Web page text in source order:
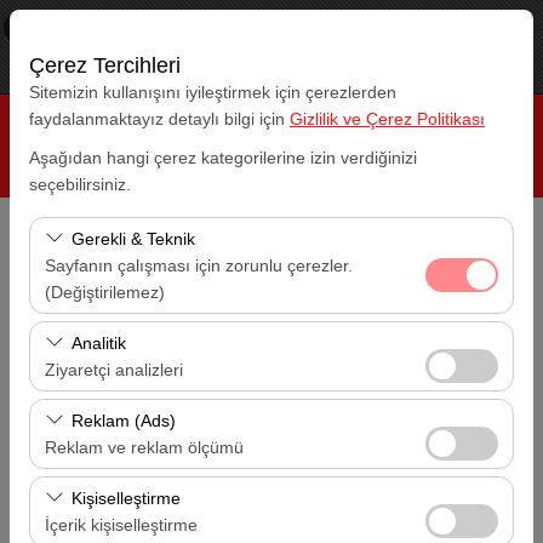
×
Ücretsiz - In Google Play
Çerez Tercihleri
Sitemizin kullanışını iyileştirmek için çerezlerden
faydalanmaktayız detaylı bilgi için Gizlilik ve Çerez Politikası
Aşağıdan hangi çerez kategorilerine izin verdiğinizi
seçebilirsiniz.
Gerekli & Teknik
Sayfanın çalışması için zorunlu çerezler.
(Değiştirilemez)
Bu çerezler sitenin doğru şekilde çalışması, güvenlik,
oturum yönetimi ve temel işlevler için gereklidir. Devre
dışı bırakılamaz.
Analitik
Ziyaretçi analizleri
Bu çerezler, sitemizin nasıl kullanıldığını (ziyaretçi sayısı,
en çok ziyaret edilen sayfalar, kullanıcı davranışları)
analiz etmemizi sağlar. Bu veriler, web sitesi
performansını ölçmek ve kullanıcı deneyimini sürekli
iyileştirmek için kullanılır.
Reklam (Ads)
Reklam ve reklam ölçümü
Bu çerezler, size ilgi alanlarınıza uygun kişiselleştirilmiş
reklamlar göstermemize ve reklam kampanyalarımızın
Kişiselleştirme
İçerik kişiselleştirme
Alış Lokasyonu
Antalya Havalimanı (AYT)
Bırakış Lokasyonu
Antalya Havalimanı (AYT)
Alış Tarihi
Bırakış Tarihi